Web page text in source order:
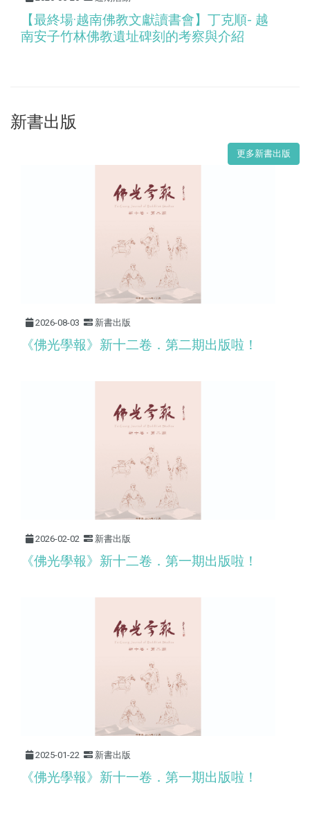
【最終場·越南佛教文獻讀書會】丁克順- 越
南安子竹林佛教遺址碑刻的考察與介紹
新書出版
更多新書出版
2026-08-03 新書出版
《佛光學報》新十二卷．第二期出版啦！
2026-02-02 新書出版
《佛光學報》新十二卷．第一期出版啦！
2025-01-22 新書出版
《佛光學報》新十一卷．第一期出版啦！